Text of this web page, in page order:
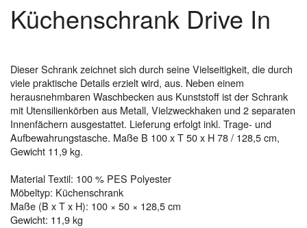
Küchenschrank Drive In
Dieser Schrank zeichnet sich durch seine Vielseitigkeit, die durch
viele praktische Details erzielt wird, aus. Neben einem
herausnehmbaren Waschbecken aus Kunststoff ist der Schrank
mit Utensilienkörben aus Metall, Vielzweckhaken und 2 separaten
Innenfächern ausgestattet. Lieferung erfolgt inkl. Trage- und
Aufbewahrungstasche. Maße B 100 x T 50 x H 78 / 128,5 cm,
Gewicht 11,9 kg.
Material Textil: 100 % PES Polyester
Möbeltyp: Küchenschrank
Maße (B x T x H): 100 × 50 × 128,5 cm
Gewicht: 11,9 kg